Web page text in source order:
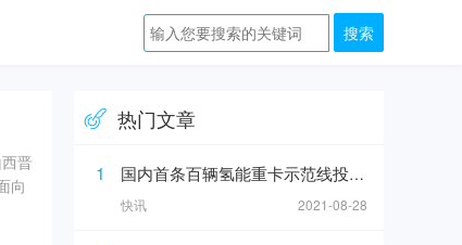
晋
向
热门文章
1 国内首条百辆氢能重卡示范线投运，上汽集团商用车上半年销售增16%
快讯 2021-08-28